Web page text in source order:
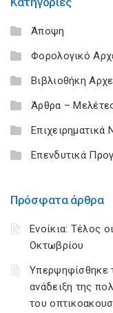
Άποψη
Φορολογικό
Βιβλιοθήκη
Άρθρα –
Επιχειρηματικά
Επενδυτικά
Πρόσφατα άρθρα
Ενοίκια: Τέλος
Οκτωβρίου
Υπερψηφίσθηκε
ανάδειξη της
του